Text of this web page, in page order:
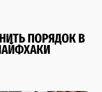
ПОРЯДОК В